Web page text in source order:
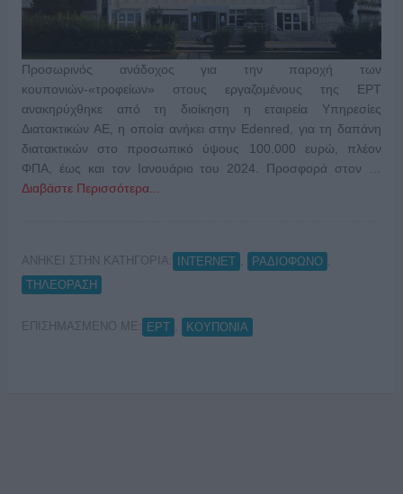
Προσωρινός ανάδοχος για την παροχή των
κουπονιών-«τροφείων» στους εργαζομένους της ΕΡΤ
ανακηρύχθηκε από τη διοίκηση η εταιρεία Υπηρεσίες
Διατακτικών ΑΕ, η οποία ανήκει στην Edenred, για τη δαπάνη
διατακτικών στο προσωπικό ύψους 100.000 ευρώ, πλέον
ΦΠΑ, έως και τον Ιανουάριο του 2024. Προσφορά στον …
Διαβάστε Περισσότερα...
ΑΝΗΚΕΙ ΣΤΗΝ ΚΑΤΗΓΟΡΙΑ: INTERNET ΡΑΔΙΟΦΩΝΟ
ΤΗΛΕΟΡΑΣΗ
ΕΠΙΣΗΜΑΣΜΕΝΟ ΜΕ: ΕΡΤ ΚΟΥΠΟΝΙΑ